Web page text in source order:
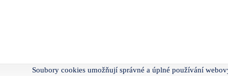
Soubory cookies umožňují správné a úplné používání